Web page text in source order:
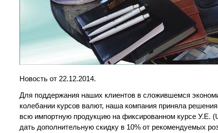
Новость от 22.12.2014.
Для поддержания наших клиентов в сложившемся
колебании курсов валют, наша компания приняла
всю импортную продукцию на фиксированном курсе У.Е.
дать дополнительную скидку в 10% от рекомендуемых